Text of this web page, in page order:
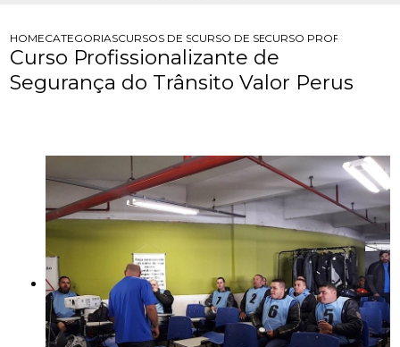
HOMECATEGORIASCURSOS DE SEGURANCA NO TRANSITO
CURSO DE SEGURANCA DO
CURSO
Curso Profissionalizante de
Segurança do Trânsito Valor Perus